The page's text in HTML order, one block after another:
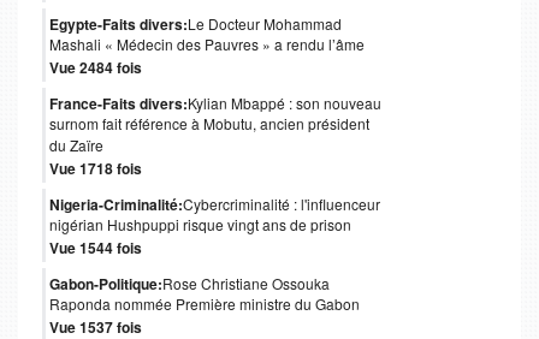
Egypte-Faits divers:Le Docteur Mohammad
Mashali « Médecin des Pauvres » a rendu l’âme
Vue 2484 fois
France-Faits divers:Kylian Mbappé : son nouveau
surnom fait référence à Mobutu, ancien président
du Zaïre
Vue 1718 fois
Nigeria-Criminalité:Cybercriminalité : l'influenceur
nigérian Hushpuppi risque vingt ans de prison
Vue 1544 fois
Gabon-Politique:Rose Christiane Ossouka
Raponda nommée Première ministre du Gabon
Vue 1537 fois